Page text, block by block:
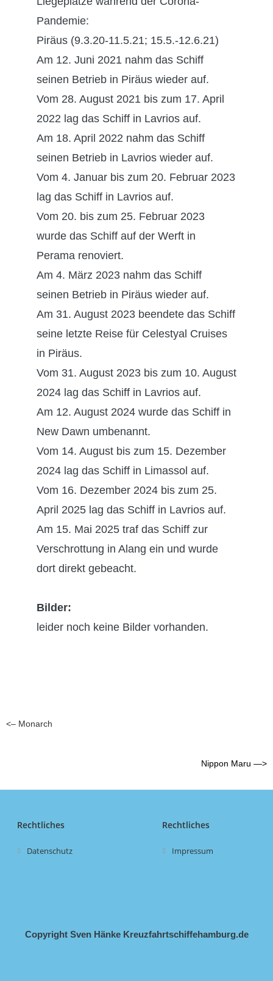
Pandemie:
Piräus (9.3.20-11.5.21; 15.5.-12.6.21)
Am 12. Juni 2021 nahm das Schiff
seinen Betrieb in Piräus wieder auf.
Vom 28. August 2021 bis zum 17. April
2022 lag das Schiff in Lavrios auf.
Am 18. April 2022 nahm das Schiff
seinen Betrieb in Lavrios wieder auf.
Vom 4. Januar bis zum 20. Februar 2023
lag das Schiff in Lavrios auf.
Vom 20. bis zum 25. Februar 2023
wurde das Schiff auf der Werft in
Perama renoviert.
Am 4. März 2023 nahm das Schiff
seinen Betrieb in Piräus wieder auf.
Am 31. August 2023 beendete das Schiff
seine letzte Reise für Celestyal Cruises
in Piräus.
Vom 31. August 2023 bis zum 10. August
2024 lag das Schiff in Lavrios auf.
Am 12. August 2024 wurde das Schiff in
New Dawn umbenannt.
Vom 14. August bis zum 15. Dezember
2024 lag das Schiff in Limassol auf.
Vom 16. Dezember 2024 bis zum 25.
April 2025 lag das Schiff in Lavrios auf.
Am 15. Mai 2025 traf das Schiff zur
Verschrottung in Alang ein und wurde
dort direkt gebeacht.
Bilder:
leider noch keine Bilder vorhanden.
<– Monarch
Nippon Maru —>
Rechtliches
Datenschutz
Rechtliches
Impressum
Copyright Sven Hänke Kreuzfahrtschiffehamburg.de